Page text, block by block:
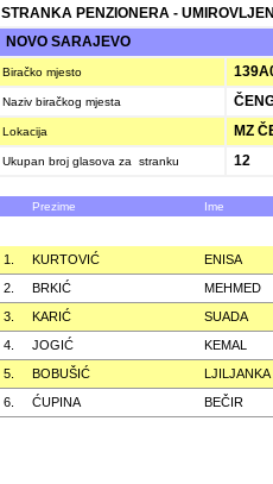
STRANKA PENZIONERA -
NOVO SARAJEVO
Biračko mjesto
Naziv biračkog mjesta
Lokacija MZ
Ukupan broj glasova za stranku 12
Prezime Ime
1. KURTOVIĆ
ENISA
2.
BRKIĆ
MEHMED
3.
KARIĆ
SUADA
4.
JOGIĆ
KEMAL
5.
BOBUŠIĆ
LJILJANKA
6.
ĆUPINA BEČIR